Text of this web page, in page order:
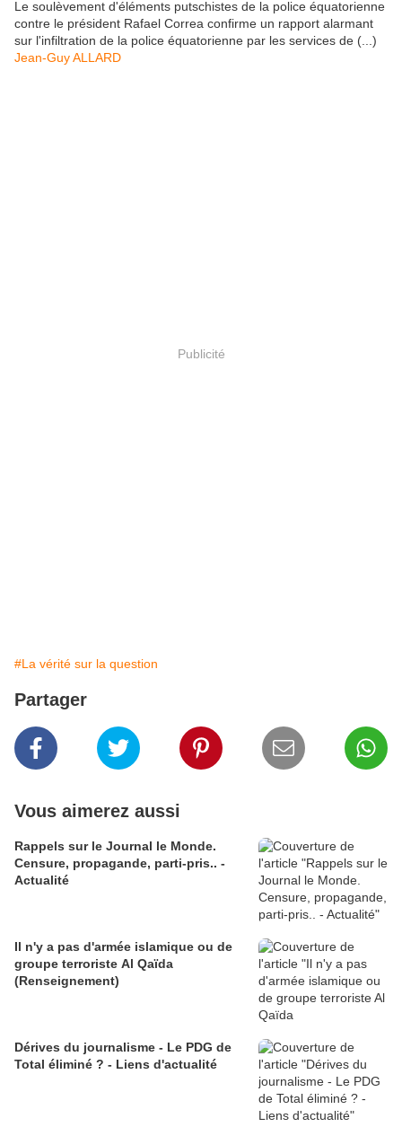
Le soulèvement d'éléments putschistes de la police équatorienne
contre le président Rafael Correa confirme un rapport alarmant
sur l'infiltration de la police équatorienne par les services de (...)
Jean-Guy ALLARD
Publicité
#La vérité sur la question
Partager
Vous aimerez aussi
Rappels sur le Journal le Monde.
Censure, propagande, parti-pris.. -
Actualité
Il n'y a pas d'armée islamique ou de
groupe terroriste Al Qaïda
(Renseignement)
Dérives du journalisme - Le PDG de
Total éliminé ? - Liens d'actualité